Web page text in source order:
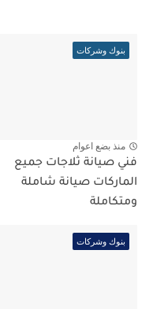
بنوك وشركات
منذ بضع اعوام
فني صيانة ثلاجات جميع
الماركات صيانة شاملة
ومتكاملة
بنوك وشركات